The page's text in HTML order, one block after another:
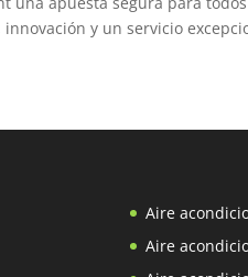
y un servicio
Aire
Aire